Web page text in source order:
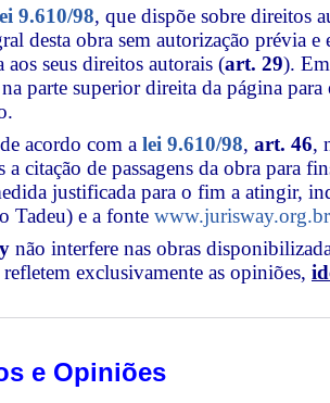
9.610/98, que dispõe sobre direitos
desta obra sem autorização prévia e
aos seus direitos autorais (art. 29).
parte superior direita da página
acordo com a lei 9.610/98, art. 46,
a citação de passagens da obra para
justificada para o fim a atingir,
Tadeu) e a fonte www.jurisway.org.br
não interfere nas obras
exclusivamente as opiniões,
e Opiniões